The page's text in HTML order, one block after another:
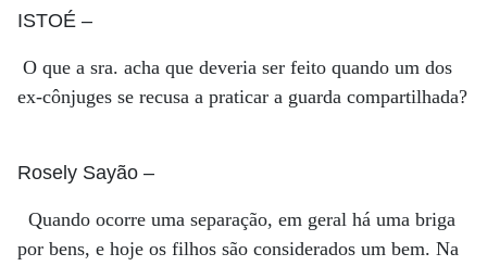
ISTOÉ –
O que a sra. acha que deveria ser feito quando um dos
ex-cônjuges se recusa a praticar a guarda compartilhada?
Rosely Sayão –
Quando ocorre uma separação, em geral há uma briga
por bens, e hoje os filhos são considerados um bem. Na